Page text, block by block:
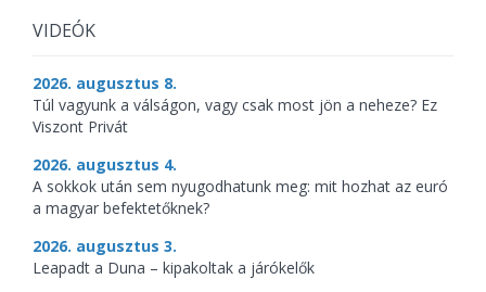
VIDEÓK
2026. augusztus 8.
Túl vagyunk a válságon, vagy csak most jön a neheze? Ez
Viszont Privát
2026. augusztus 4.
A sokkok után sem nyugodhatunk meg: mit hozhat az euró
a magyar befektetőknek?
2026. augusztus 3.
Leapadt a Duna – kipakoltak a járókelők